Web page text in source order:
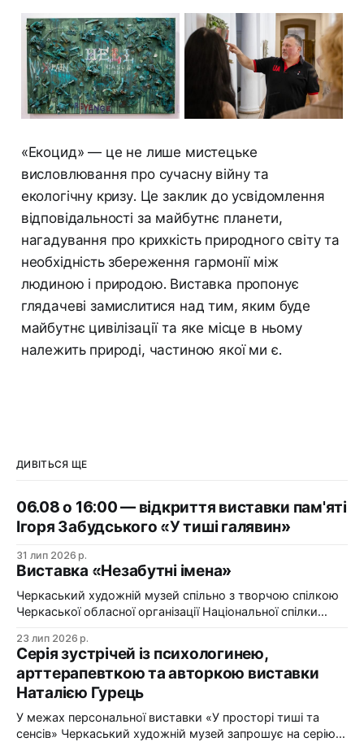
«Екоцид» — це не лише мистецьке
висловлювання про сучасну війну та
екологічну кризу. Це заклик до усвідомлення
відповідальності за майбутнє планети,
нагадування про крихкість природного світу та
необхідність збереження гармонії між
людиною і природою. Виставка пропонує
глядачеві замислитися над тим, яким буде
майбутнє цивілізації та яке місце в ньому
належить природі, частиною якої ми є.
ДИВІТЬСЯ ЩЕ
06.08 о 16:00 — відкриття виставки пам'яті
Ігоря Забудського «У тиші галявин»
31 лип 2026 р.
Виставка «Незабутні імена»
Черкаський художній музей спільно з творчою спілкою
Черкаської обласної організації Національної спілки
імена». Виставка «Незабутні імена» — це мистецька
подорож у творчий спадок художників Черкащини, чий
життєвий шлях вже завершилися, але їх талант і
сьогодні продовжує промовляти до глядача мовою
образів, кольору та форми. До огляду
23 лип 2026 р.
Серія зустрічей із психологинею,
арттерапевткою та авторкою виставки
Наталією Гурець
У межах персональної виставки «У просторі тиші та
сенсів» Черкаський художній музей запрошує на серію